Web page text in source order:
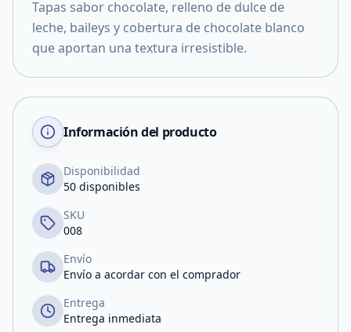
Tapas sabor chocolate, relleno de dulce de
leche, baileys y cobertura de chocolate blanco
que aportan una textura irresistible.
Información del producto
Disponibilidad
50 disponibles
SKU
008
Envío
Envío a acordar con el comprador
Entrega
Entrega inmediata